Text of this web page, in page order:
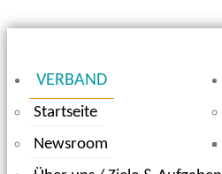
VERBAND
Startseite
Newsroom